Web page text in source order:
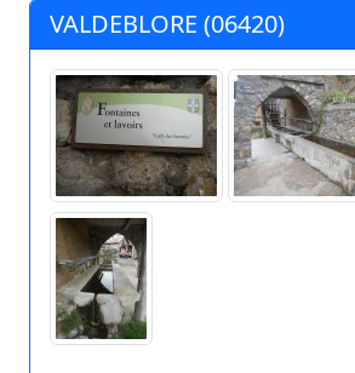
VALDEBLORE (06420)